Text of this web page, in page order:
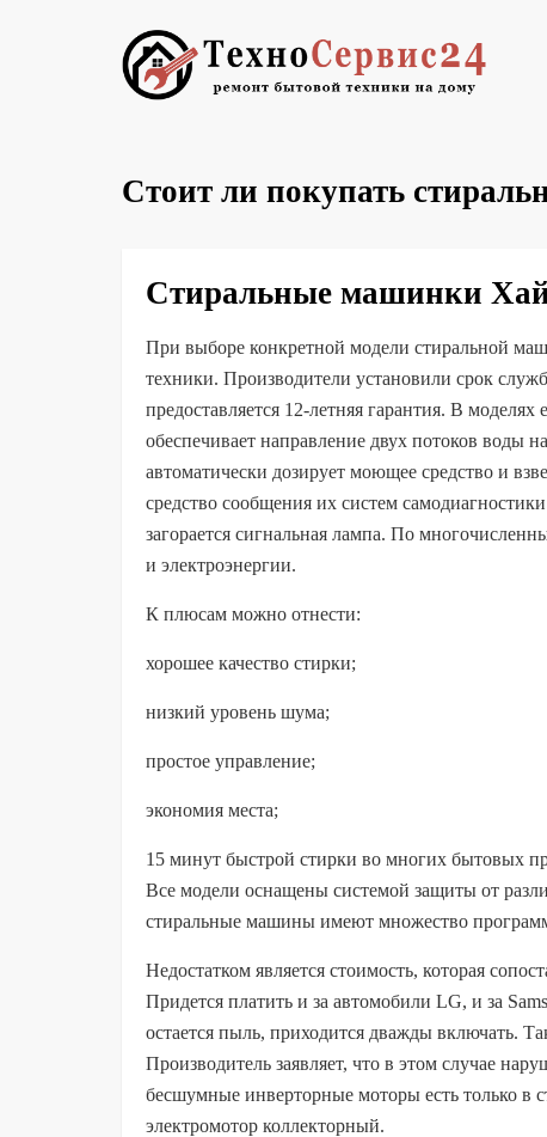
Стоит ли покупать
Стиральные машинки
При выборе конкретной модели стиральной
техники. Производители установили срок
предоставляется 12-летняя гарантия. В
обеспечивает направление двух потоков воды
автоматически дозирует моющее средство и
средство сообщения их систем
загорается сигнальная лампа. По
и электроэнергии.
К плюсам можно отнести:
хорошее качество стирки;
низкий уровень шума;
простое управление;
экономия места;
15 минут быстрой стирки во многих бытовых
Все модели оснащены системой защиты от
стиральные машины имеют множество
Недостатком является стоимость, которая
Придется платить и за автомобили LG, и за
остается пыль, приходится дважды включать.
Производитель заявляет, что в этом случае
бесшумные инверторные моторы есть только в
электромотор коллекторный.